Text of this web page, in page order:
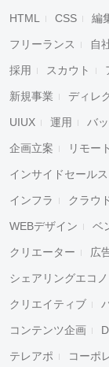
HTML CSS 編
フリーランス 自
採用 スカウト
新規事業 ディレ
UIUX 運用 バ
企画立案 リモー
インサイドセールス
インフラ クラウ
WEBデザイン ベ
クリエーター 広
シェアリングエコ
クリエイティブ
コンテンツ企画
テレアポ コーポ